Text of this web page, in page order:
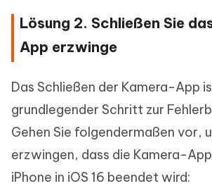
Lösung 2. Schließen Sie
App erzwinge
Das Schließen der Kamera-App
grundlegender Schritt zur
Gehen Sie folgendermaßen vor,
erzwingen, dass die Kamera-
iPhone in iOS 16 beendet wird: